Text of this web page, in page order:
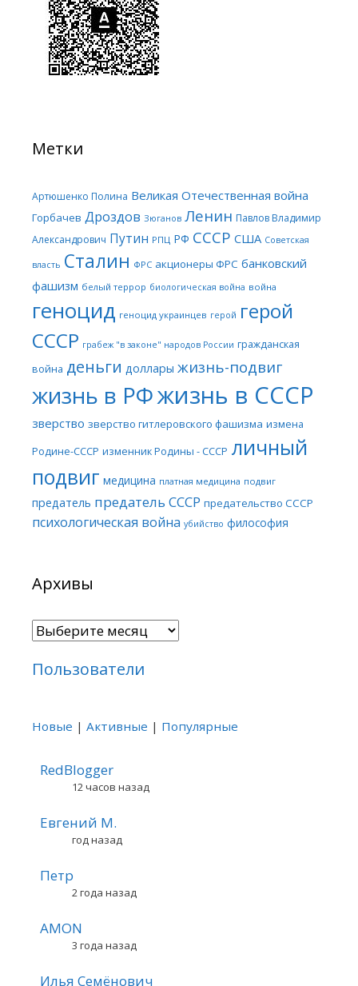
Метки
Артюшенко Полина Великая Отечественная война
Горбачев Дроздов Зюганов Ленин Павлов Владимир
Александрович Путин РПЦ РФ СССР США Советская
власть Сталин ФРС акционеры ФРС банковский
фашизм белый террор биологическая война война
геноцид геноцид украинцев герой герой
СССР грабеж "в законе" народов России гражданская
война деньги доллары жизнь-подвиг
жизнь в РФжизнь в СССР
зверство зверство гитлеровского фашизма измена
Родине-СССР изменник Родины - СССР личный
подвиг медицина платная медицина подвиг
предатель предатель СССР предательство СССР
психологическая война убийство философия
Архивы
Архивы
Пользователи
Новые | Активные | Популярные
RedBlogger
12 часов назад
Евгений М.
год назад
Петр
2 года назад
AMON
3 года назад
Илья Семёнович